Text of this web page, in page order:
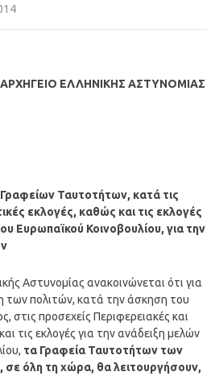
ΑΡΧΗΓΕΙΟ ΕΛΛΗΝΙΚΗΣ ΑΣΤΥΝΟΜΙΑΣ
Ταυτοτήτων, κατά τις
εκλογές, καθώς και τις εκλογές
Ευρωπαϊκού Κοινοβουλίου, για την
Αστυνομίας ανακοινώνεται ότι για
των πολιτών, κατά την άσκηση του
στις προσεχείς Περιφερειακές και
τις εκλογές για την ανάδειξη μελών
τα Γραφεία Ταυτοτήτων των
όλη τη χώρα, θα λειτουργήσουν,